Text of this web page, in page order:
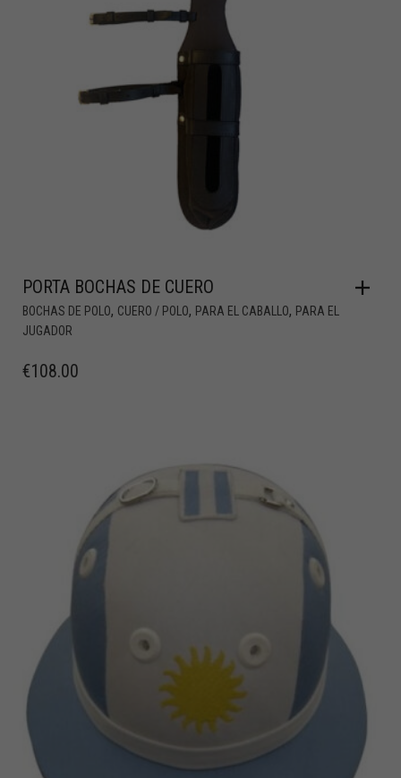
PORTA BOCHAS DE CUERO
BOCHAS DE POLO, CUERO / POLO, PARA EL CABALLO, PARA EL
JUGADOR
€108.00